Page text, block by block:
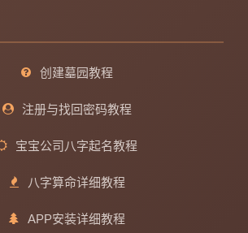
创建墓园教程
注册与找回密码教程
宝宝公司八字起名教程
八字算命详细教程
APP安装详细教程